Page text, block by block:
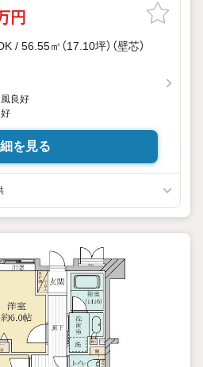
円
/ 56.55㎡（17.10坪）（壁芯）
良好
を見る